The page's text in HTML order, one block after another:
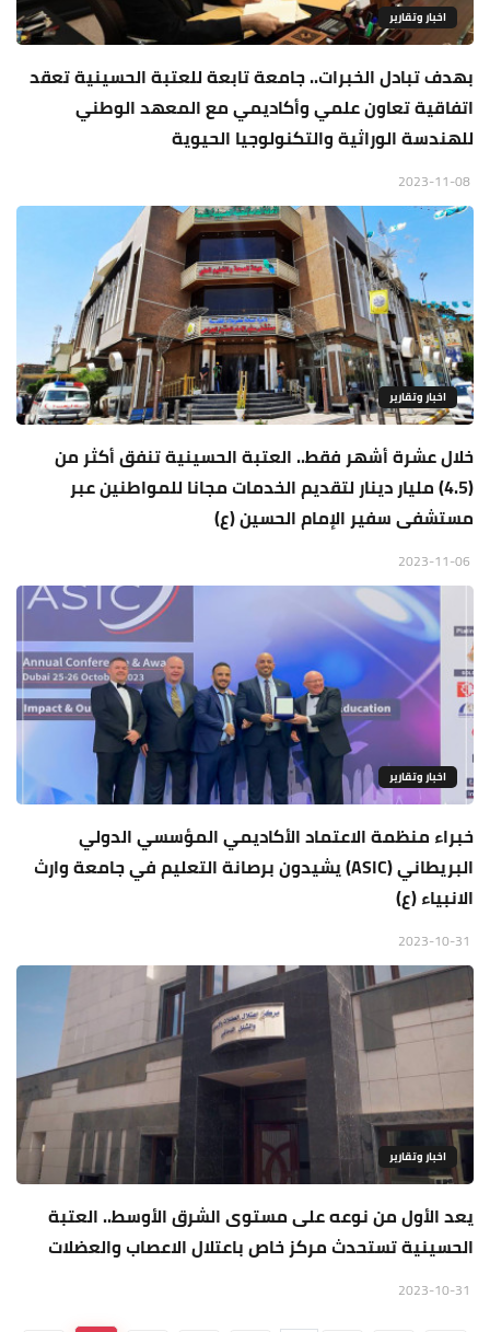
اخبار وتقارير
بهدف تبادل الخبرات.. جامعة تابعة للعتبة الحسينية تعقد
اتفاقية تعاون علمي وأكاديمي مع المعهد الوطني
للهندسة الوراثية والتكنولوجيا الحيوية
اخبار وتقارير
خلال عشرة أشهر فقط.. العتبة الحسينية تنفق أكثر من
(4.5) مليار دينار لتقديم الخدمات مجانا للمواطنين عبر
مستشفى سفير الإمام الحسين (ع)
اخبار وتقارير
خبراء منظمة الاعتماد الأكاديمي المؤسسي الدولي
البريطاني (ASIC) يشيدون برصانة التعليم في جامعة وارث
الانبياء (ع)
اخبار وتقارير
يعد الأول من نوعه على مستوى الشرق الأوسط.. العتبة
الحسينية تستحدث مركز خاص باعتلال الاعصاب والعضلات